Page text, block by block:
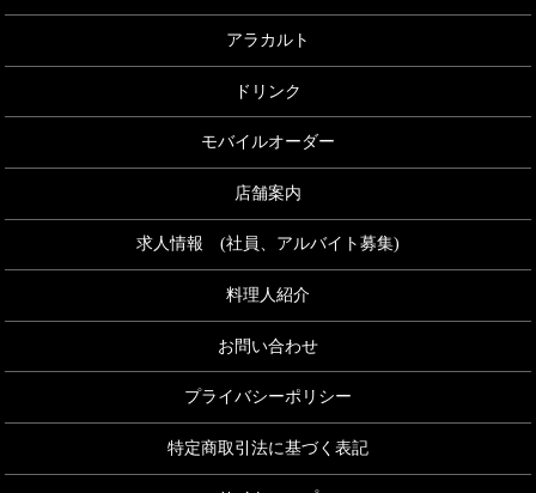
アラカルト
ドリンク
モバイルオーダー
店舗案内
求人情報 (社員、アルバイト募集)
料理人紹介
お問い合わせ
プライバシーポリシー
特定商取引法に基づく表記